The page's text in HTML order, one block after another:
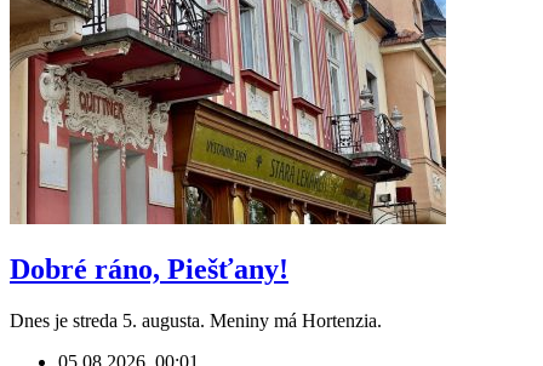
Dobré ráno, Piešťany!
Dnes je streda 5. augusta. Meniny má Hortenzia.
05.08.2026, 00:01